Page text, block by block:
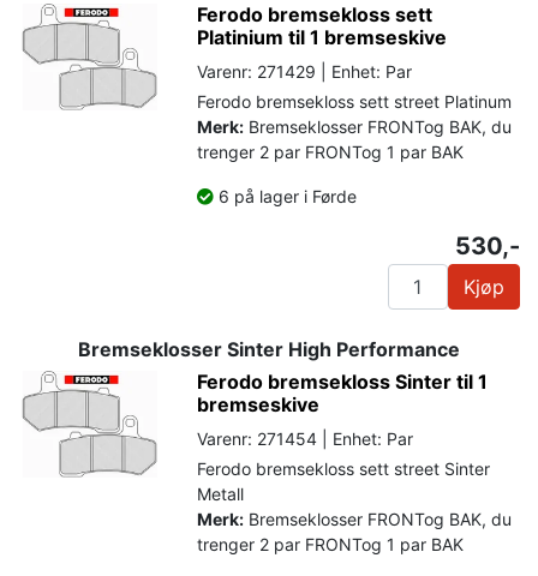
Ferodo bremsekloss sett
Platinium til 1 bremseskive
Varenr: 271429 | Enhet: Par
Ferodo bremsekloss sett street Platinum
Merk: Bremseklosser FRONTog BAK, du
trenger 2 par FRONTog 1 par BAK
6 på lager i Førde
530,-
Kjøp
Bremseklosser Sinter High Performance
Ferodo bremsekloss Sinter til 1
bremseskive
Varenr: 271454 | Enhet: Par
Ferodo bremsekloss sett street Sinter
Metall
Merk: Bremseklosser FRONTog BAK, du
trenger 2 par FRONTog 1 par BAK